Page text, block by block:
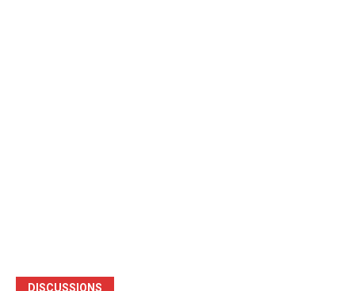
DISCUSSIONS